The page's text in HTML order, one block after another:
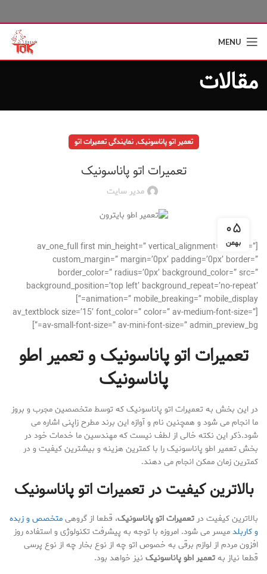
MENU
مقالات
تعمیر اتو پاناسونیک,نمایندگی تعمیرات اتو
تعمیرات اتو پاناسونیک
مدیر سایت
۰۵
بهمن
[av_one_full first min_height=” vertical_alignment=” space=”
custom_margin=” margin=’0px’ padding=’0px’ border=”
border_color=” radius=’0px’ background_color=” src=”
background_position=’top left’ background_repeat=’no-repeat’
animation=” mobile_breaking=” mobile_display=”]
[av_textblock size=’15’ font_color=” color=” av-medium-font-size=”
av-small-font-size=” av-mini-font-size=” admin_preview_bg=”]
تعمیرات اتو پاناسونیک و تعمیر اطو
پاناسونیک
در این بخش به تعمیرات اتو پاناسونیک که توسط متخصصین مجرب و بروز
ما انجام می شود و همچنین نام و آوازه این برند مطرح زاپنی اشاره می
شود.ذکر این نکته خالی از لطف نیست که مهندسین ما خدمات خود در
بخش تعمیر اطو پاناسونیک را با کمترین هزینه و بیشترین کیفیت و در
کمترین زمان ممکن انجام می دهند.
بالاترین کیفیت درتعمیرات اتو پاناسونیک
بالاترین کیفیت درتعمیرات اتو پاناسونیک، قطعا از گروهیمتخصص و زبده
و کاربلدمیسر می شود. امروزه با توجه به پیشرفت تکنولوژی و استفاده روز
افزون مردم از لوازم برقی به خصوص اتو چه از نوع بخار چه از نوع پرسی
قطعا نیاز بهتعمیر اطو پاناسونیک نیز خواهد بود.